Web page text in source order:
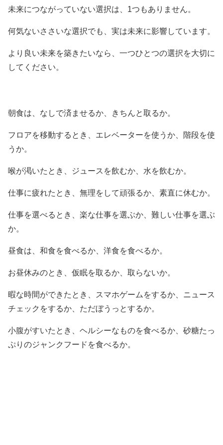
未来につながっていない選択は、1つもありません。
何気ないささいな選択でも、実は未来に影響しています。
より良い未来を築きたいなら、一つひとつの選択を大切に
してください。
朝食は、なしで済ませるか、きちんと取るか。
フロアを移動するとき、エレベーターを使うか、階段を使
うか。
喉が渇いたとき、ジュースを飲むか、水を飲むか。
仕事に疲れたとき、無理をして頑張るか、素直に休むか。
仕事を選べるとき、楽な仕事を選ぶか、難しい仕事を選ぶ
か。
昼食は、和食を食べるか、洋食を食べるか。
お昼休みのとき、仮眠を取るか、取らないか。
暇な時間ができたとき、スマホゲームをするか、ニュース
チェックをするか、ただぼうっとするか。
小腹がすいたとき、ヘルシーなものを食べるか、砂糖たっ
ぷりのジャンクフードを食べるか。